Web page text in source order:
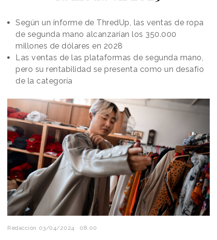
Según un informe de ThredUp, las ventas de ropa
de segunda mano alcanzarían los 350.000
millones de dólares en 2028
Las ventas de las plataformas de segunda mano,
pero su rentabilidad se presenta como un desafío
de la categoría
Redacción 03/04/2024 · 08:00